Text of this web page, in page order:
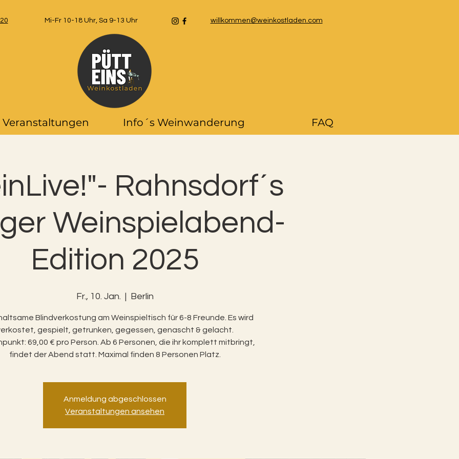
Veranstaltungen Info´s Weinwanderung FAQ
Mi-Fr 10-18 Uhr, Sa 9-13 Uhr willkommen@weinkostladen.com
Rahnsdorf´s
Weinspielabend-
Edition 2025
Fr., 10. Jan.
  |
Berlin
Blindverkostung am Weinspieltisch für 6-8 Freunde. Es wird
gespielt, getrunken, gegessen, genascht & gelacht.
69,00 € pro Person. Ab 6 Personen, die ihr komplett mitbringt,
findet der Abend statt. Maximal finden 8 Personen Platz.
Anmeldung abgeschlossen
Veranstaltungen ansehen